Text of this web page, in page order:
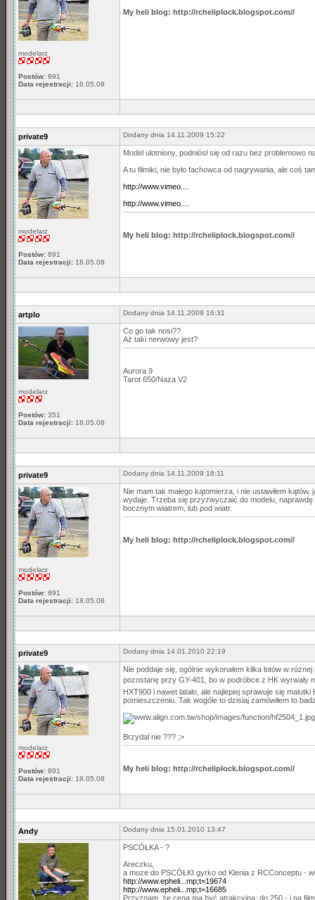
modelarz
Postów: 891
Data rejestracji: 18.05.08
My heli blog: http://rcheliplock.blogspot.com//
private9 Dodany dnia 14.11.2009 15:22
modelarz
Postów: 891
Data rejestracji: 18.05.08
Model ulotniony, podniósł się od razu bez problemowo
A tu filmiki, nie było fachowca od nagrywania, ale coś
http://www.vimeo....
http://www.vimeo....
My heli blog: http://rcheliplock.blogspot.com//
artplo Dodany dnia 14.11.2009 16:31
modelarz
Postów: 351
Data rejestracji: 18.05.08
Co go tak nosi??
Aż taki nerwowy jest?
Aurora 9
Tarot 650/Naza V2
private9 Dodany dnia 14.11.2009 18:11
modelarz
Postów: 891
Data rejestracji: 18.05.08
Nie mam tak małego kątomierza, i nie ustawiłem
wydaje. Trzeba się przyzwyczaić do modelu,
bocznym wiatrem, lub pod wiatr.
My heli blog: http://rcheliplock.blogspot.com//
private9 Dodany dnia 14.01.2010 22:19
modelarz
Postów: 891
Data rejestracji: 18.05.08
Nie poddaje się, ogólnie wykonałem kilka lotów w
pozostanę przy GY-401, bo w podróbce z HK wyrwały
HXT900 i nawet latało, ale najlepiej sprawuje się
pomieszczeniu. Tak wogóle to dzisiaj zamówiłem to
Brzydal nie ??? ;>
My heli blog: http://rcheliplock.blogspot.com//
Andy Dodany dnia 15.01.2010 13:47
PSCÓŁKA - ?
Areczku,
a moze do PSCÓŁKI gyrko od Klenia z RCConceptu -
http://www.epheli...mp;t=19674
http://www.epheli...mp;t=16685
Przyznam, że cena ma być atrakcyjna: do 250.- i na